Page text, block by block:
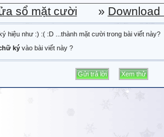
sổ mặt cười » Download
hiệu như :) :( :D ...thành mặt cười trong bài viết này?
ký vào bài viết này ?